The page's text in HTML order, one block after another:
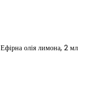
Ефірна олія лимона, 2 мл